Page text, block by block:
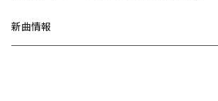
新曲情報